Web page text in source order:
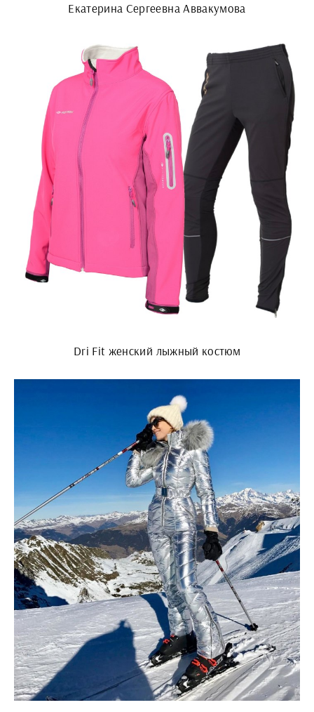
Екатерина Сергеевна Аввакумова
Dri Fit женский лыжный костюм